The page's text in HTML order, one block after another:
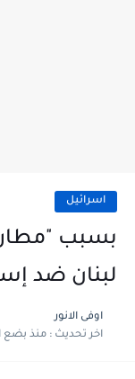
اسرائيل
بسبب
لبنان ضد
اوفى الانور
اخر تحديث :منذ بضع